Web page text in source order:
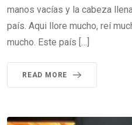
manos vacías y la cabeza
país. Aqui llore mucho, reí
mucho. Este país […]
READ MORE